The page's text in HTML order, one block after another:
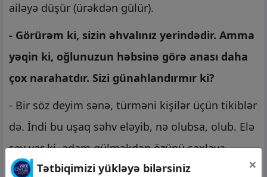
ailəyə düşür (ürəkdən gülür).
- Görürəm ki, sizin əhvalınız yerindədir. Amma
yəqin ki, oğlunuzun həbsinə görə anası daha
çox narahatdır. Sizi günahlandırmır ki?
- Bir söz deyim sənə, türməni kişilər üçün tikiblər
də. İndi bu uşaq səhv eləyib, nə olubsa, olub. Elə
şey var ki, adam gülməkdən özünü saxlaya
bilmir. Evdəkinin ağzı nədir ki, bir kəlmə danışsın
Tətbiqimizi yükləyə bilərsiniz ×